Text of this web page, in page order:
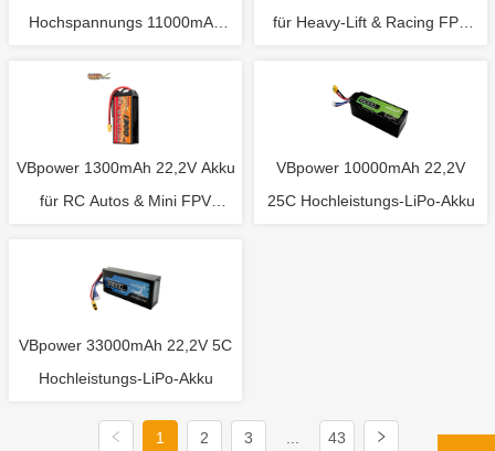
Hochspannungs 11000mAh
für Heavy-Lift & Racing FPV
VBpower 1300mAh 22,2V Akku
für RC Autos & Mini FPV
VBpower 10000mAh 22,2V
25C Hochleistungs-LiPo-Akku
VBpower 33000mAh 22,2V 5C
Hochleistungs-LiPo-Akku
1 2 3 ... 43